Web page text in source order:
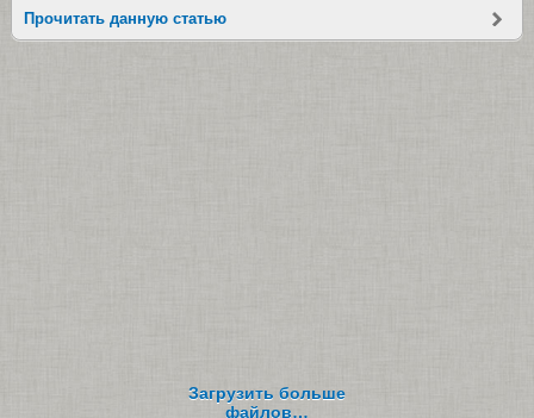
Прочитать данную статью
Загрузить больше
файлов…